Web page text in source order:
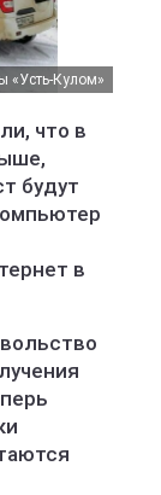
«Усть-Кулом»
что в
будут
в